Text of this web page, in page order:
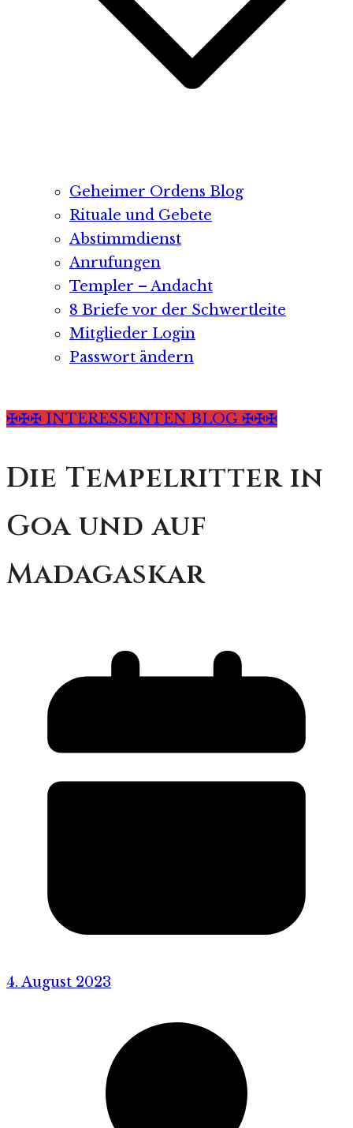
Geheimer Ordens Blog
Rituale und Gebete
Abstimmdienst
Anrufungen
Templer – Andacht
8 Briefe vor der Schwertleite
Mitglieder Login
Passwort ändern
✠✠✠ INTERESSENTEN BLOG ✠✠✠
Die Tempelritter in
Goa und auf
Madagaskar
4. August 2023